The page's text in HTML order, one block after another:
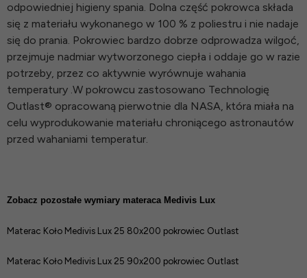
odpowiedniej higieny spania. Dolna część pokrowca składa
się z materiału wykonanego w 100 % z poliestru i nie nadaje
się do prania. Pokrowiec bardzo dobrze odprowadza wilgoć,
przejmuje nadmiar wytworzonego ciepła i oddaje go w razie
potrzeby, przez co aktywnie wyrównuje wahania
temperatury .W pokrowcu zastosowano Technologię
Outlast® opracowaną pierwotnie dla NASA, która miała na
celu wyprodukowanie materiału chroniącego astronautów
przed wahaniami temperatur.
Zobacz pozostałe wymiary materaca Medivis Lux
Materac Koło Medivis Lux 25 80x200 pokrowiec Outlast
Materac Koło Medivis Lux 25 90x200 pokrowiec Outlast